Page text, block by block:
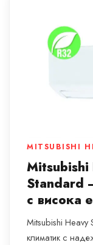
MITSUBISHI
Mitsubishi
Standard
с висока
Mitsubishi Heavy
климатик с